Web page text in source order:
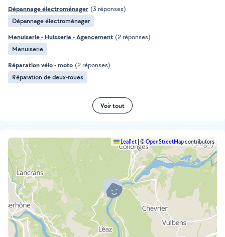
Dépannage électroménager (3 réponses)
Dépannage électroménager
Menuiserie - Huisserie - Agencement (2 réponses)
Menuiserie
Réparation vélo - moto (2 réponses)
Réparation de deux-roues
Voir tout
Leaflet ©OpenStreetMapcontributors